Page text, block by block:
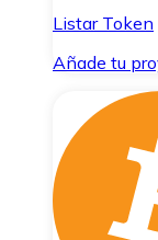
Listar Token
Añade tu